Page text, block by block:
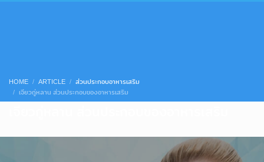
HOME ARTICLE
ส่วนประกอบอาหารเสริม
เจียวกู่หลาน ส่วนประกอบของอาหารเสริม